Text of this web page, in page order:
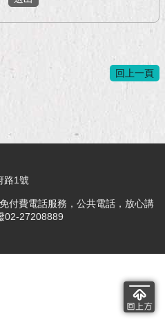
回上一頁
路1號
付費電話服務，公共電話，放心講
02-27208889